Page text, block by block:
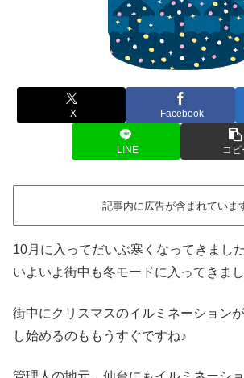
X Facebook
LINE コピ
記事内に広告が含まれていま
10月に入ってだいぶ寒くなってきました
いよいよ街中も冬モードに入ってきまし
街中にクリスマスのイルミネーション
し始めるのももうすぐですね♪